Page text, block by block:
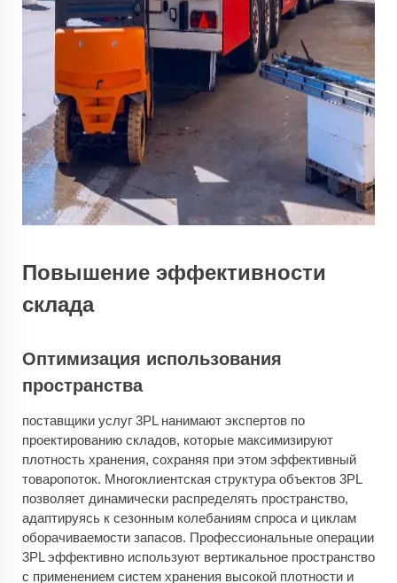
Повышение эффективности
склада
Оптимизация использования
пространства
поставщики услуг 3PL нанимают экспертов по
проектированию складов, которые максимизируют
плотность хранения, сохраняя при этом эффективный
товаропоток. Многоклиентская структура объектов 3PL
позволяет динамически распределять пространство,
адаптируясь к сезонным колебаниям спроса и циклам
оборачиваемости запасов. Профессиональные операции
3PL эффективно используют вертикальное пространство
с применением систем хранения высокой плотности и